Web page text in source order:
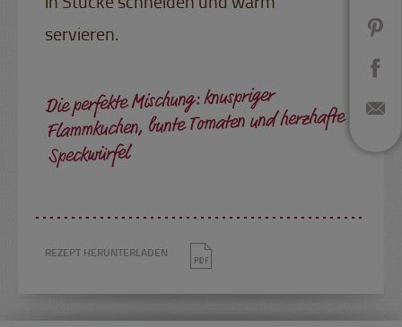
in Stücke schneiden und warm
servieren.
Die perfekte Mischung: knuspriger
Flammkuchen, bunte Tomaten und herzhafte
Speckwürfel
REZEPT HERUNTERLADEN